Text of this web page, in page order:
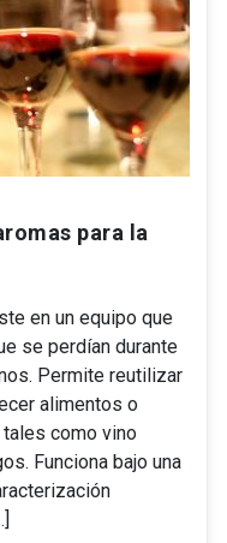
para la
en un equipo que
se perdían durante
Permite reutilizar
alimentos o
como vino
Funciona bajo una